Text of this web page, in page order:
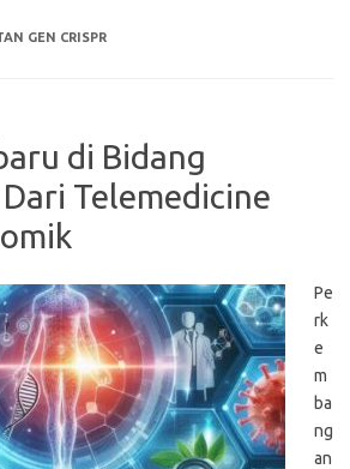
GEN CRISPR
di Bidang
Telemedicine
Pe
rk
e
m
ba
ng
an